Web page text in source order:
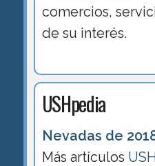
comercios,
de su interés.
USHpedia
Nevadas de
Más artículos